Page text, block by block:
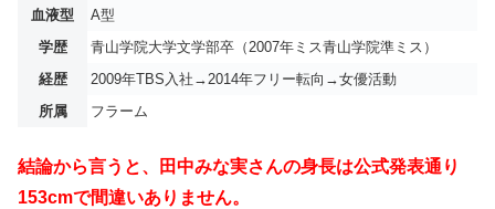
血液型
A型
学歴
青山学院大学文学部卒（2007年ミス青山学院準ミス）
経歴
2009年TBS入社→2014年フリー転向→女優活動
所属
フラーム
結論から言うと、田中みな実さんの身長は公式発表通り
153cmで間違いありません。